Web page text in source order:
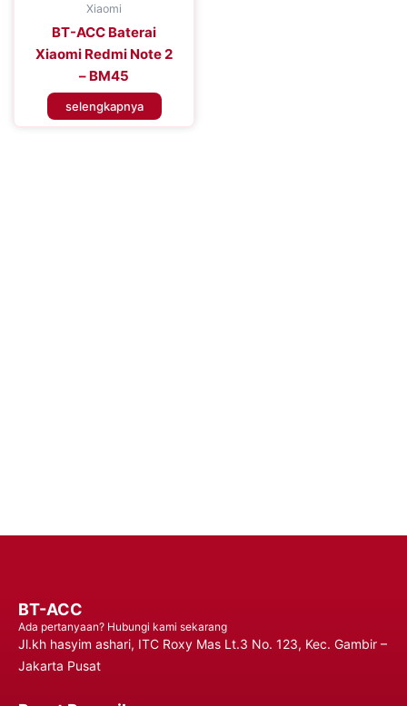
Xiaomi
BT-ACC Baterai
Xiaomi Redmi Note 2
– BM45
selengkapnya
BT-ACC
Ada pertanyaan? Hubungi kami sekarang
Jl.kh hasyim ashari, ITC Roxy Mas Lt.3 No. 123, Kec. Gambir –
Jakarta Pusat